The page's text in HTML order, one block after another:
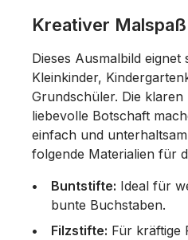
Kreativer
Dieses Ausmalbild
Kleinkinder,
Grundschüler. Die klaren
liebevolle Botschaft
einfach und
folgende Materialien für
Buntstifte: Ideal für
bunte Buchstaben.
Filzstifte: Für kräftige